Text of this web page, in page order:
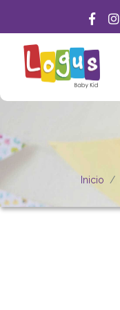
Inicio